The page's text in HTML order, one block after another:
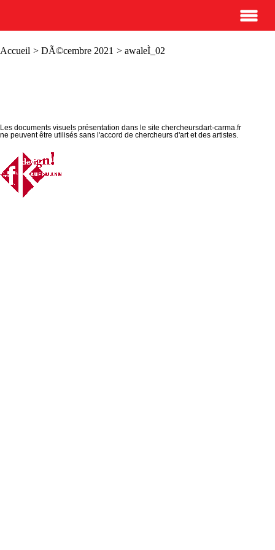
Accueil > DÃ©cembre 2021 > awaleÌ_02
Les documents visuels présentation dans le site chercheursdart-carma.fr
ne peuvent être utilisés sans l'accord de chercheurs d'art et des artistes.